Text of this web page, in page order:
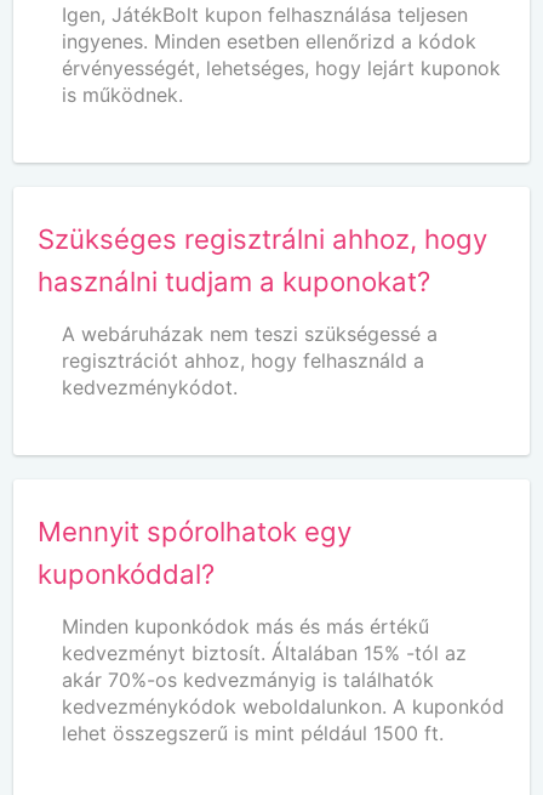
Igen, JátékBolt kupon felhasználása teljesen
ingyenes. Minden esetben ellenőrizd a kódok
érvényességét, lehetséges, hogy lejárt kuponok
is működnek.
Szükséges regisztrálni ahhoz, hogy
használni tudjam a kuponokat?
A webáruházak nem teszi szükségessé a
regisztrációt ahhoz, hogy felhasználd a
kedvezménykódot.
Mennyit spórolhatok egy
kuponkóddal?
Minden kuponkódok más és más értékű
kedvezményt biztosít. Általában 15% -tól az
akár 70%-os kedvezmányig is találhatók
kedvezménykódok weboldalunkon. A kuponkód
lehet összegszerű is mint például 1500 ft.